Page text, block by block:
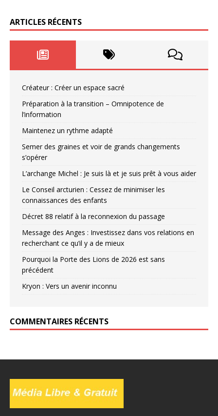
ARTICLES RÉCENTS
Créateur : Créer un espace sacré
Préparation à la transition – Omnipotence de
l’information
Maintenez un rythme adapté
Semer des graines et voir de grands changements
s’opérer
L’archange Michel : Je suis là et je suis prêt à vous aider
Le Conseil arcturien : Cessez de minimiser les
connaissances des enfants
Décret 88 relatif à la reconnexion du passage
Message des Anges : Investissez dans vos relations en
recherchant ce qu’il y a de mieux
Pourquoi la Porte des Lions de 2026 est sans
précédent
Kryon : Vers un avenir inconnu
COMMENTAIRES RÉCENTS